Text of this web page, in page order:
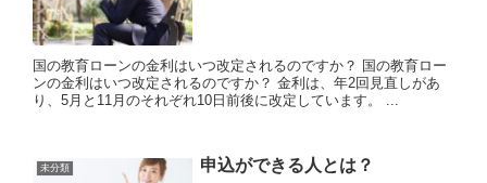
国の教育ローンの金利はいつ改定されるのですか？ 国の教育ロー
ンの金利はいつ改定されるのですか？ 金利は、年2回見直しがあ
り、5月と11月のそれぞれ10日前後に改定しています。 ...
未分類 申込ができる人とは？